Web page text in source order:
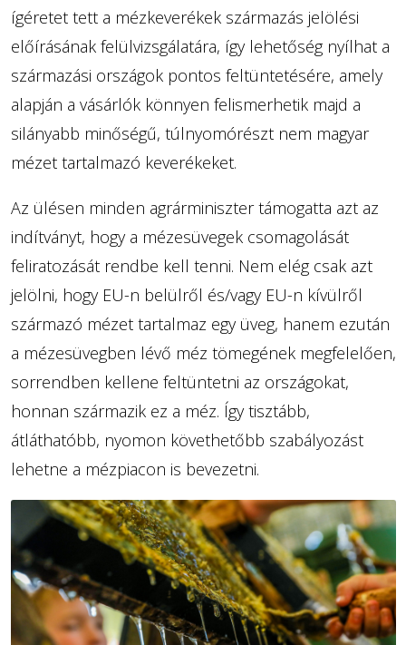
ígéretet tett a mézkeverékek származás jelölési
előírásának felülvizsgálatára, így lehetőség nyílhat a
származási országok pontos feltüntetésére, amely
alapján a vásárlók könnyen felismerhetik majd a
silányabb minőségű, túlnyomórészt nem magyar
mézet tartalmazó keverékeket.
Az ülésen minden agrárminiszter támogatta azt az
indítványt, hogy a mézesüvegek csomagolását
feliratozását rendbe kell tenni. Nem elég csak azt
jelölni, hogy EU-n belülről és/vagy EU-n kívülről
származó mézet tartalmaz egy üveg, hanem ezután
a mézesüvegben lévő méz tömegének megfelelően,
sorrendben kellene feltüntetni az országokat,
honnan származik ez a méz. Így tisztább,
átláthatóbb, nyomon követhetőbb szabályozást
lehetne a mézpiacon is bevezetni.